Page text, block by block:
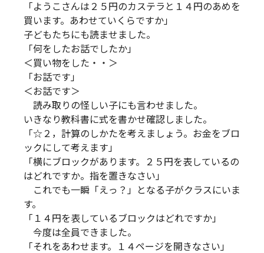
「ようこさんは２５円のカステラと１４円のあめを
買います。あわせていくらですか」
子どもたちにも読ませました。
「何をしたお話でしたか」
＜買い物をした・・＞
「お話です」
＜お話です＞
読み取りの怪しい子にも言わせました。
いきなり教科書に式を書かせ確認しました。
「☆２，計算のしかたを考えましょう。お金をブロ
ックにして考えます」
「横にブロックがあります。２５円を表しているの
はどれですか。指を置きなさい」
これでも一瞬「えっ？」となる子がクラスにいま
す。
「１４円を表しているブロックはどれですか」
今度は全員できました。
「それをあわせます。１４ページを開きなさい」